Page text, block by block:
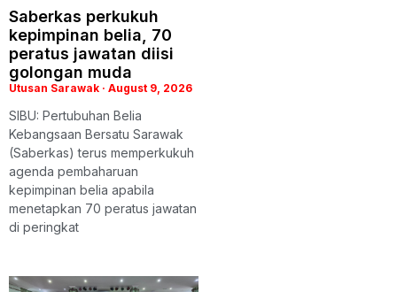
Saberkas perkukuh
kepimpinan belia, 70
peratus jawatan diisi
golongan muda
Utusan Sarawak August 9, 2026
SIBU: Pertubuhan Belia
Kebangsaan Bersatu Sarawak
(Saberkas) terus memperkukuh
agenda pembaharuan
kepimpinan belia apabila
menetapkan 70 peratus jawatan
di peringkat